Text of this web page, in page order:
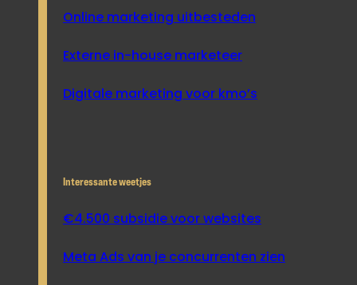
Online marketing uitbesteden
Externe in-house marketeer
Digitale marketing voor kmo’s
Interessante weetjes
€4.500 subsidie voor websites
Meta Ads van je concurrenten zien